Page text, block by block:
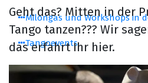
Milongas und Workshops in
Tangoevents
jeden Tag woanders tanzen?
Geht das? Mitten in der
Tango tanzen??? Wir
das erfahrt Ihr hier.